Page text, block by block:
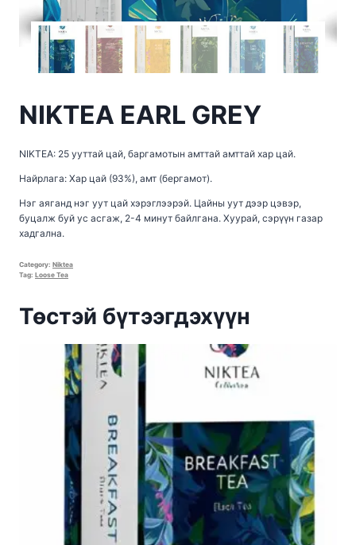
NIKTEA EARL GREY
NIKTEA: 25 ууттай цай, баргамотын амттай амттай хар цай.
Найрлага: Хар цай (93%), амт (бергамот).
Нэг аяганд нэг уут цай хэрэглээрэй. Цайны уут дээр цэвэр,
буцалж буй ус асгаж, 2-4 минут байлгана. Хуурай, сэрүүн газар
хадгална.
Category: Niktea
Tag: Loose Tea
Төстэй бүтээгдэхүүн